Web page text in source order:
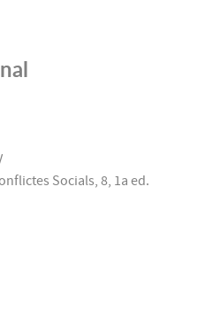
Socials, 8, 1a ed.